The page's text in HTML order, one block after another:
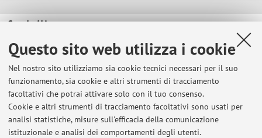
Questo sito web utilizza i cookie
Nel nostro sito utilizziamo sia cookie tecnici necessari per il suo
funzionamento, sia cookie e altri strumenti di tracciamento
facoltativi che potrai attivare solo con il tuo consenso.
Cookie e altri strumenti di tracciamento facoltativi sono usati per
analisi statistiche, misure sull'efficacia della comunicazione
istituzionale e analisi dei comportamenti degli utenti.
Contatti
E-mail: andrea.babini12@unibo.it
Dipartimento di Scienze Statistiche "Paolo Fortunati"
Via Belle Arti 41, Bologna -Vai alla mappa